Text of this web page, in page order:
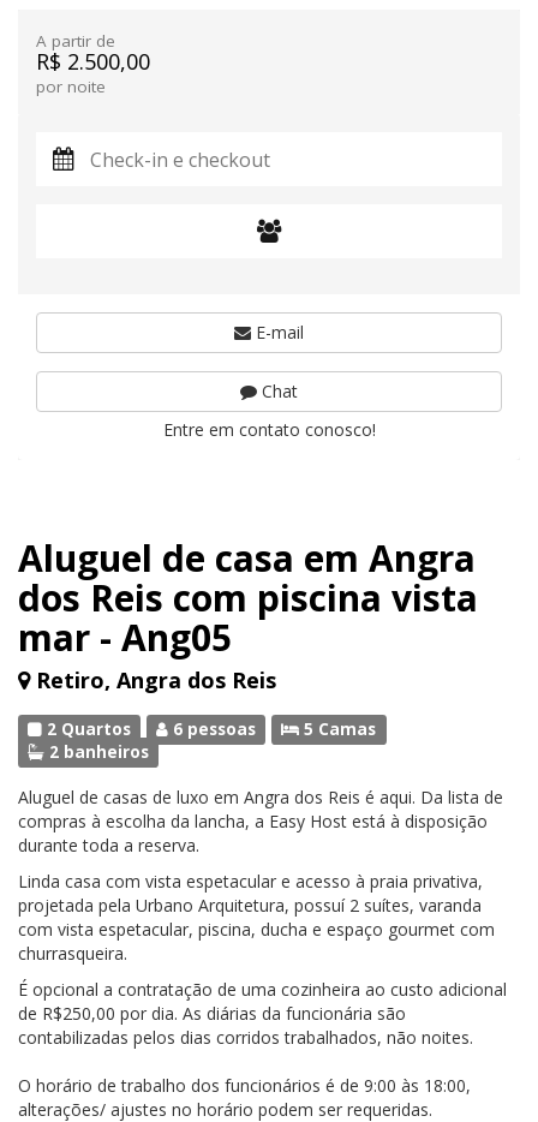
Aluguel de casa em Angra
dos Reis com piscina vista
mar - Ang05
Retiro, Angra dos Reis
2 Quartos 6 pessoas
5 Camas
2 banheiros
Aluguel de casas de luxo em Angra dos Reis é aqui. Da lista de
compras à escolha da lancha, a Easy Host está à disposição
durante toda a reserva.
Linda casa com vista espetacular e acesso à praia privativa,
projetada pela Urbano Arquitetura, possuí 2 suítes, varanda
com vista espetacular, piscina, ducha e espaço gourmet com
churrasqueira.
É opcional a contratação de uma cozinheira ao custo adicional
de R$250,00 por dia. As diárias da funcionária são
contabilizadas pelos dias corridos trabalhados, não noites.
O horário de trabalho dos funcionários é de 9:00 às 18:00,
alterações/ ajustes no horário podem ser requeridas.
A partir de
R$ 2.500,00
por noite
E-mail
Chat
Entre em contato conosco!